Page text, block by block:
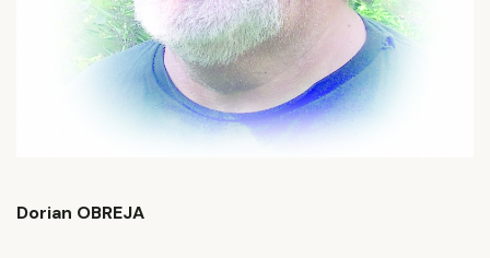
Dorian OBREJA